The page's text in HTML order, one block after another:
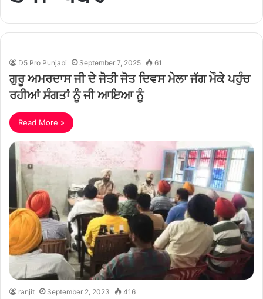
D5 Pro Punjabi September 7, 2025 61
ਗੁਰੂ ਅਮਰਦਾਸ ਜੀ ਦੇ ਜੋਤੀ ਜੋਤ ਦਿਵਸ ਮੇਲਾ ਜੱਗ ਮੌਕੇ ਪਹੁੰਚ
ਰਹੀਆਂ ਸੰਗਤਾਂ ਨੂੰ ਜੀ ਆਇਆ ਨੂੰ
Read More »
ranjit September 2, 2023 416